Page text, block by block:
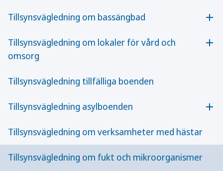
Tillsynsvägledning om bassängbad
Tillsynsvägledning om lokaler för vård och
omsorg
Tillsynsvägledning tillfälliga boenden
Tillsynsvägledning asylboenden
Tillsynsvägledning om verksamheter med hästar
Tillsynsvägledning om fukt och mikroorganismer
som ger kompletterande vägledning till det
fritidshem och öppen fritidsverksamhet (FoHMFS
2014:19). Publikationen ger också vägledning om
temperatur, buller. Publikationen tar även upp
Tillsynsvägledning om hälsoskydd i skolor
och förskolor
Publicerad: 15 september 2022